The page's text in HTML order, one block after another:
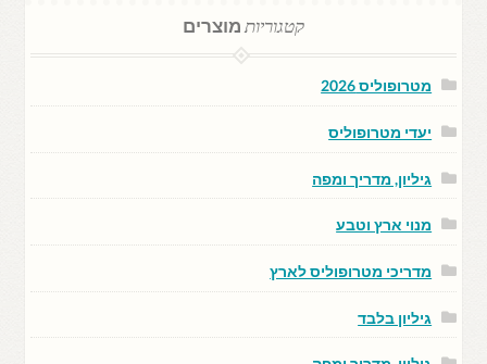
קטגוריותמוצרים
מטרופוליס 2026
יעדי מטרופוליס
גיליון, מדריך ומפה
מנוי ארץ וטבע
מדריכי מטרופוליס לארץ
גיליון בלבד